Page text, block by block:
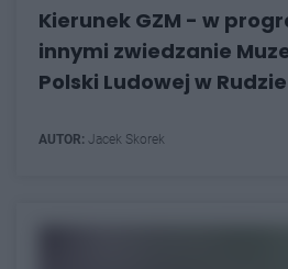
Kierunek GZM - w
innymi zwiedzanie
Polski Ludowej w
AUTOR: Jacek Skorek